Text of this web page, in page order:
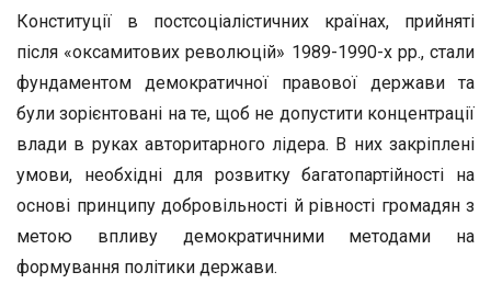
Конституції в постсоціалістичних країнах, прийняті
після «оксамитових революцій» 1989-1990-х рр., стали
фундаментом демократичної правової держави та
були зорієнтовані на те, щоб не допустити концентрації
влади в руках авторитарного лідера. В них закріплені
умови, необхідні для розвитку багатопартійності на
основі принципу добровільності й рівності громадян з
метою впливу демократичними методами на
формування політики держави.